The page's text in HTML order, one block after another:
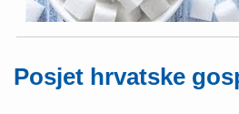
Posjet hrvatske